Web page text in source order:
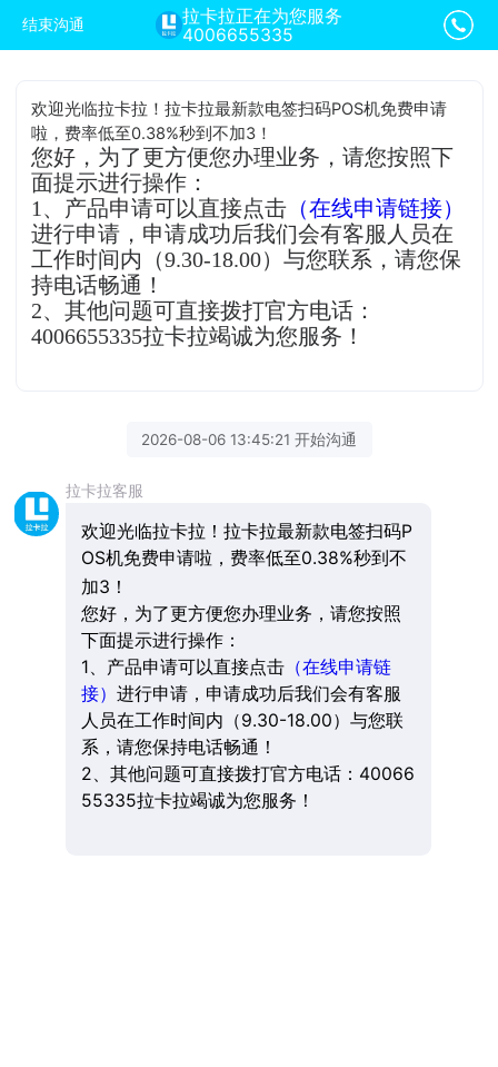
结束沟通
拉卡拉正在为您服务
4006655335
欢迎光临拉卡拉！拉卡拉最新款电签扫码POS机免费申请
啦，费率低至0.38%秒到不加3！
您好，为了更方便您办理业务，请您按照下
面提示进行操作：
1、产品申请可以直接点击 （在线申请链接）
进行申请，申请成功后我们会有客服人员在
工作时间内（9.30-18.00）与您联系，请您保
持电话畅通！
2、其他问题可直接拨打官方电话：
4006655335拉卡拉竭诚为您服务！
2026-08-06 13:45:21 开始沟通
拉卡拉客服
欢迎光临拉卡拉！拉卡拉最新款电签扫码P
OS机免费申请啦，费率低至0.38%秒到不
加3！
您好，为了更方便您办理业务，请您按照
下面提示进行操作：
1、产品申请可以直接点击（在线申请链
接） 进行申请，申请成功后我们会有客服
人员在工作时间内（9.30-18.00）与您联
系，请您保持电话畅通！
2、其他问题可直接拨打官方电话：40066
55335拉卡拉竭诚为您服务！